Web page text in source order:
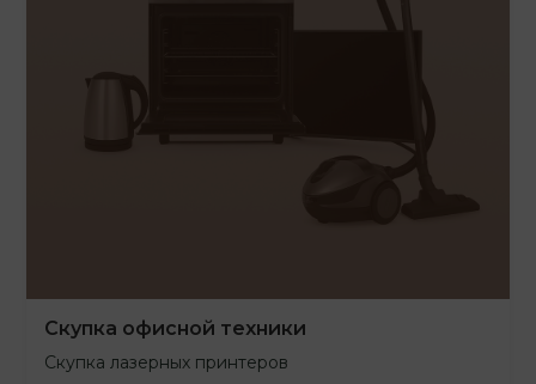
Скупка офисной техники
Скупка лазерных принтеров